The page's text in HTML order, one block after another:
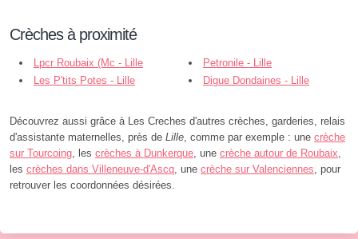
Crèches à proximité
Lpcr Roubaix (Mc - Lille
Petronile - Lille
Les P'tits Potes - Lille
Digue Dondaines - Lille
Découvrez aussi grâce à Les Creches d'autres crèches, garderies, relais
d'assistante maternelles, près de Lille , comme par exemple : une crèche
sur Tourcoing , les crèches à Dunkerque , une crèche autour de Roubaix
les crèches dans Villeneuve-d'Ascq , une crèche sur Valenciennes , pour
retrouver les coordonnées désirées.